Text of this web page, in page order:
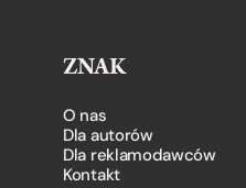
ZNAK
O nas
Dla autorów
Dla reklamodawców
Kontakt